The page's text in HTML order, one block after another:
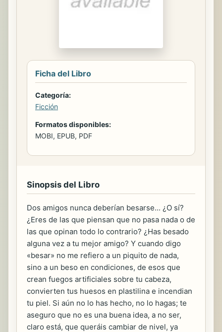
Ficha del Libro
Categoría:
Ficción
Formatos disponibles:
MOBI, EPUB, PDF
Sinopsis del Libro
Dos amigos nunca deberían besarse... ¿O sí?
¿Eres de las que piensan que no pasa nada o de
las que opinan todo lo contrario? ¿Has besado
alguna vez a tu mejor amigo? Y cuando digo
«besar» no me refiero a un piquito de nada,
sino a un beso en condiciones, de esos que
crean fuegos artificiales sobre tu cabeza,
convierten tus huesos en plastilina e incendian
tu piel. Si aún no lo has hecho, no lo hagas; te
aseguro que no es una buena idea, a no ser,
claro está, que queráis cambiar de nivel, ya